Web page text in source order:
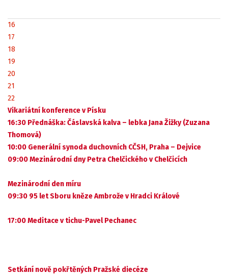
16
17
18
19
20
21
22
Vikariátní konference v Písku
16:30 Přednáška: Čáslavská kalva – lebka Jana Žižky (Zuzana
Thomová)
10:00 Generální synoda duchovních CČSH, Praha – Dejvice
09:00 Mezinárodní dny Petra Chelčického v Chelčicích
Mezinárodní den míru
09:30 95 let Sboru kněze Ambrože v Hradci Králové
17:00 Meditace v tichu-Pavel Pechanec
Setkání nově pokřtěných Pražské diecéze